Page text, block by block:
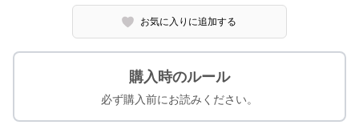
お気に入りに追加する
購入時のルール
必ず購入前にお読みください。